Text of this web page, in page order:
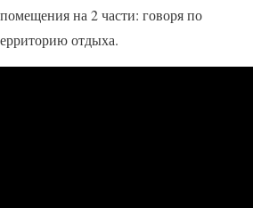
на 2 части: говоря по
отдыха.